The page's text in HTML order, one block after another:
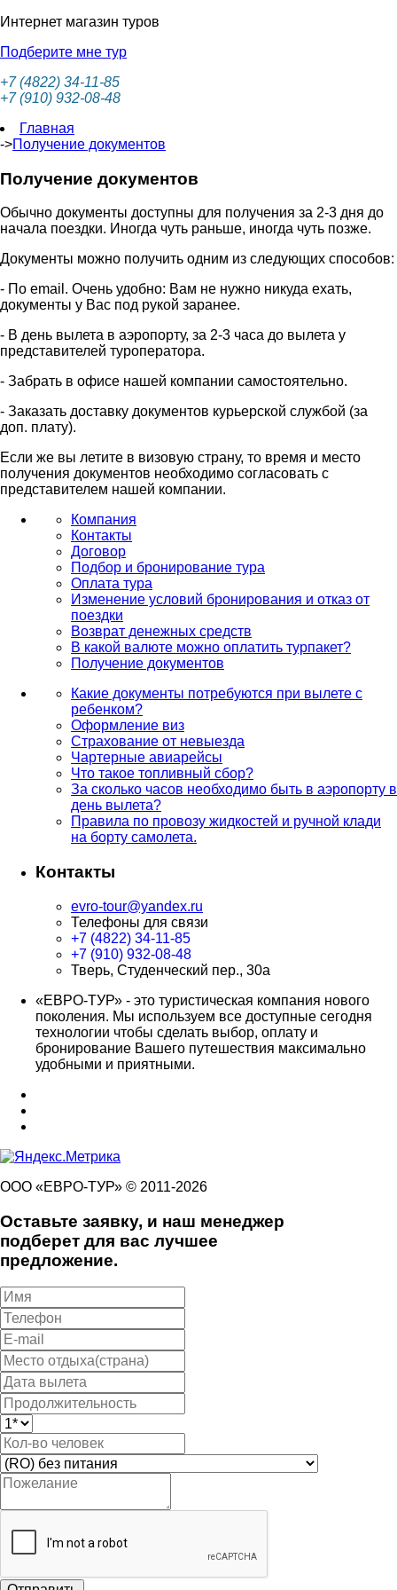
Интернет магазин туров
Подберите мне тур
+7 (4822) 34-11-85
+7 (910) 932-08-48
Главная
->Получение документов
Получение документов
Обычно документы доступны для получения за 2-3 дня до
начала поездки. Иногда чуть раньше, иногда чуть позже.
Документы можно получить одним из следующих способов:
- По email. Очень удобно: Вам не нужно никуда ехать,
документы у Вас под рукой заранее.
- В день вылета в аэропорту, за 2-3 часа до вылета у
представителей туроператора.
- Забрать в офисе нашей компании самостоятельно.
- Заказать доставку документов курьерской службой (за
доп. плату).
Если же вы летите в визовую страну, то время и место
получения документов необходимо согласовать с
представителем нашей компании.
Компания
Контакты
Договор
Подбор и бронирование тура
Оплата тура
Изменение условий бронирования и отказ от
поездки
Возврат денежных средств
В какой валюте можно оплатить турпакет?
Получение документов
Какие документы потребуются при вылете с
ребенком?
Оформление виз
Страхование от невыезда
Чартерные авиарейсы
Что такое топливный сбор?
За сколько часов необходимо быть в аэропорту в
день вылета?
Правила по провозу жидкостей и ручной клади
на борту самолета.
Контакты
evro-tour@yandex.ru
Телефоны для связи
+7 (4822) 34-11-85
+7 (910) 932-08-48
Тверь, Студенческий пер., 30а
«ЕВРО-ТУР» - это туристическая компания нового
поколения. Мы используем все доступные сегодня
технологии чтобы сделать выбор, оплату и
бронирование Вашего путешествия максимально
удобными и приятными.
ООО «ЕВРО-ТУР» © 2011-2026
Оставьте заявку, и наш менеджер
подберет для вас лучшее
предложение.